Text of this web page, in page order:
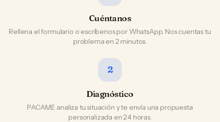
Cuéntanos
Rellena el formulario o escríbenos por WhatsApp. Nos cuentas tu
problema en 2 minutos.
2
Diagnóstico
PACAME analiza tu situación y te envía una propuesta
personalizada en 24 horas.